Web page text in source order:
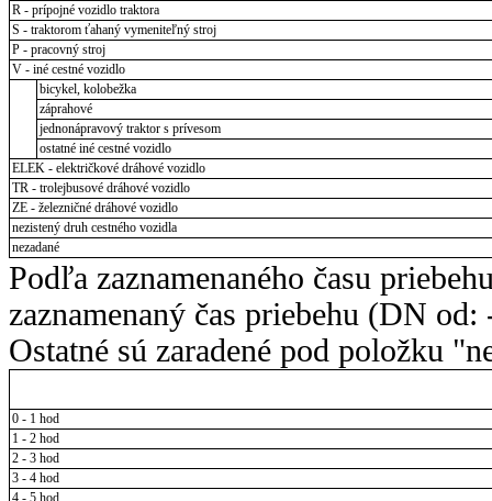
R - prípojné vozidlo traktora
S - traktorom ťahaný vymeniteľný stroj
P - pracovný stroj
V - iné cestné vozidlo
bicykel, kolobežka
záprahové
jednonápravový traktor s prívesom
ostatné iné cestné vozidlo
ELEK - električkové dráhové vozidlo
TR - trolejbusové dráhové vozidlo
ZE - železničné dráhové vozidlo
nezistený druh cestného vozidla
nezadané
Podľa zaznamenaného času
zaznamenaný čas priebehu (DN
Ostatné sú zaradené pod položku
0 - 1 hod
1 - 2 hod
2 - 3 hod
3 - 4 hod
4 - 5 hod